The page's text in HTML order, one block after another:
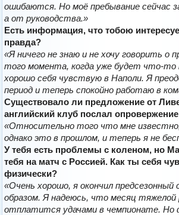
ошибаются. Но моё пребывание сейчас
а от руководства.»
Есть информация, что тобою
правда?
«Я ничего не знаю и не хочу говорить о
того момента, когда уже будет что-то
хорошо себя чувствую в Наполи. Я
период и теперь спокойно работаю в
Существовало ли предложение от
английский клуб послал
«Относительно того что мне
однако это в прошлом, и теперь я не
У тебя есть проблемы с коленом, но
тебя на матч с Россией. Как ты себя
физически?
«Очень хорошо, я окончил предсезонный
образом. Я надеюсь, что месяц тяжелой
отплатится удачами в чемпионате. Но